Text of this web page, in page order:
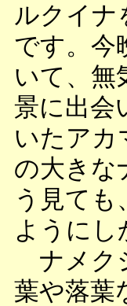
ルクイナ
です。今
いて、無
景に出会
いたアカ
の大きな
う見ても
ようにし
ナメク
葉や落葉